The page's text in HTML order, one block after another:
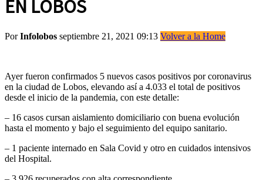
EN LOBOS
PorInfolobos septiembre 21, 2021 09:13 Volver a la Home
Ayer fueron confirmados 5 nuevos casos positivos por coronavirus
en la ciudad de Lobos, elevando así a 4.033 el total de positivos
desde el inicio de la pandemia, con este detalle:
– 16 casos cursan aislamiento domiciliario con buena evolución
hasta el momento y bajo el seguimiento del equipo sanitario.
– 1 paciente internado en Sala Covid y otro en cuidados intensivos
del Hospital.